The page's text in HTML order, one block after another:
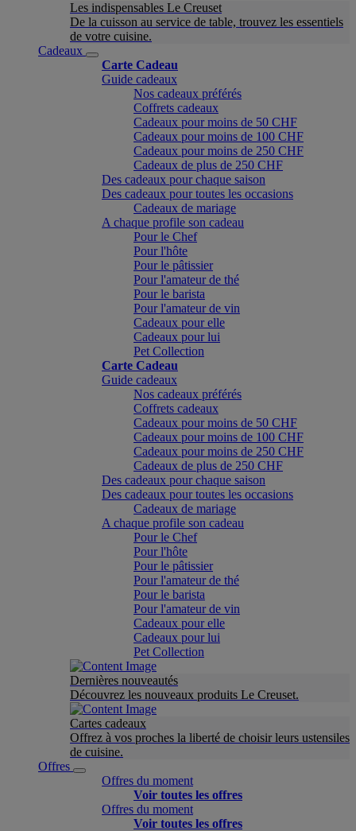
Les indispensables Le Creuset
De la cuisson au service de table, trouvez les essentiels
de votre cuisine.
Cadeaux
Carte Cadeau
Guide cadeaux
Nos cadeaux préférés
Coffrets cadeaux
Cadeaux pour moins de 50 CHF
Cadeaux pour moins de 100 CHF
Cadeaux pour moins de 250 CHF
Cadeaux de plus de 250 CHF
Des cadeaux pour chaque saison
Des cadeaux pour toutes les occasions
Cadeaux de mariage
A chaque profile son cadeau
Pour le Chef
Pour l'hôte
Pour le pâtissier
Pour l'amateur de thé
Pour le barista
Pour l'amateur de vin
Cadeaux pour elle
Cadeaux pour lui
Pet Collection
Carte Cadeau
Guide cadeaux
Nos cadeaux préférés
Coffrets cadeaux
Cadeaux pour moins de 50 CHF
Cadeaux pour moins de 100 CHF
Cadeaux pour moins de 250 CHF
Cadeaux de plus de 250 CHF
Des cadeaux pour chaque saison
Des cadeaux pour toutes les occasions
Cadeaux de mariage
A chaque profile son cadeau
Pour le Chef
Pour l'hôte
Pour le pâtissier
Pour l'amateur de thé
Pour le barista
Pour l'amateur de vin
Cadeaux pour elle
Cadeaux pour lui
Pet Collection
Dernières nouveautés
Découvrez les nouveaux produits Le Creuset.
Cartes cadeaux
Offrez à vos proches la liberté de choisir leurs ustensiles
de cuisine.
Offres
Offres du moment
Voir toutes les offres
Offres du moment
Voir toutes les offres